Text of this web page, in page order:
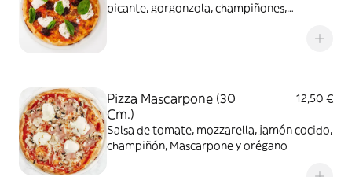
picante, gorgonzola, champiñones,
Pizza Mascarpone (30
Cm.)
12,50 €
Salsa de tomate, mozzarella, jamón cocido,
champiñón, Mascarpone y orégano